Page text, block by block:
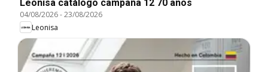
Leonisa catálogo campaña 12 70 anos
04/08/2026-23/08/2026
Leonisa